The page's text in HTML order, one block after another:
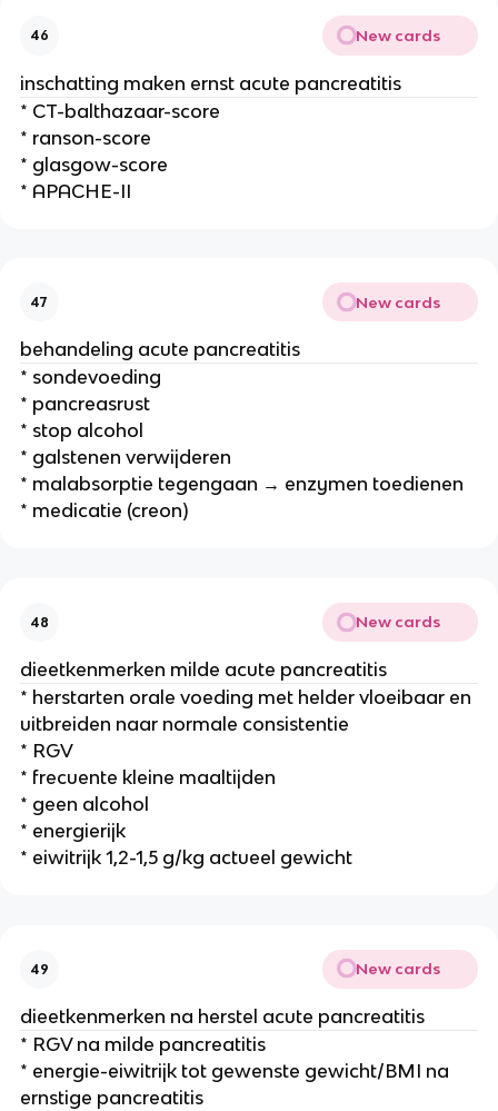
46 New cards
inschatting maken ernst acute pancreatitis
* CT-balthazaar-score
* ranson-score
* glasgow-score
* APACHE-II
47 New cards
behandeling acute pancreatitis
* sondevoeding
* pancreasrust
* stop alcohol
* galstenen verwijderen
* malabsorptie tegengaan → enzymen toedienen
* medicatie (creon)
48 New cards
dieetkenmerken milde acute pancreatitis
* herstarten orale voeding met helder vloeibaar en
uitbreiden naar normale consistentie
* RGV
* frecuente kleine maaltijden
* geen alcohol
* energierijk
* eiwitrijk 1,2-1,5 g/kg actueel gewicht
49 New cards
dieetkenmerken na herstel acute pancreatitis
* RGV na milde pancreatitis
* energie-eiwitrijk tot gewenste gewicht/BMI na
ernstige pancreatitis